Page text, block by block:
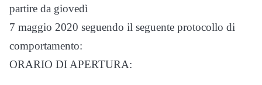
partire da giovedì
7 maggio 2020 seguendo il seguente protocollo di
comportamento:
ORARIO DI APERTURA: